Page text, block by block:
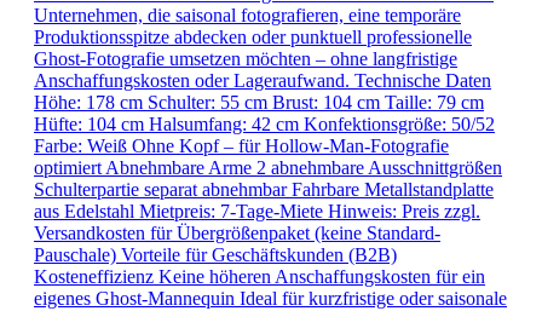
Unternehmen, die saisonal fotografieren, eine temporäre
Produktionsspitze abdecken oder punktuell professionelle
Ghost-Fotografie umsetzen möchten – ohne langfristige
Anschaffungskosten oder Lageraufwand. Technische Daten
Höhe: 178 cm Schulter: 55 cm Brust: 104 cm Taille: 79 cm
Hüfte: 104 cm Halsumfang: 42 cm Konfektionsgröße: 50/52
Farbe: Weiß Ohne Kopf – für Hollow-Man-Fotografie
optimiert Abnehmbare Arme 2 abnehmbare Ausschnittgrößen
Schulterpartie separat abnehmbar Fahrbare Metallstandplatte
aus Edelstahl Mietpreis: 7-Tage-Miete Hinweis: Preis zzgl.
Versandkosten für Übergrößenpaket (keine Standard-
Pauschale) Vorteile für Geschäftskunden (B2B)
Kosteneffizienz Keine höheren Anschaffungskosten für ein
eigenes Ghost-Mannequin Ideal für kurzfristige oder saisonale